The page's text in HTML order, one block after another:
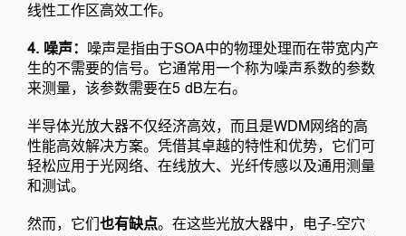
线性工作区高效工作。
4. 噪声： 噪声是指由于SOA中的物理处理而在带宽内产
生的不需要的信号。它通常用一个称为噪声系数的参数
来测量，该参数需要在5 dB左右。
半导体光放大器不仅经济高效，而且是WDM网络的高
性能高效解决方案。凭借其卓越的特性和优势，它们可
轻松应用于光网络、在线放大、光纤传感以及通用测量
和测试。
然而，它们 也有缺点。在这些光放大器中，电子-空穴